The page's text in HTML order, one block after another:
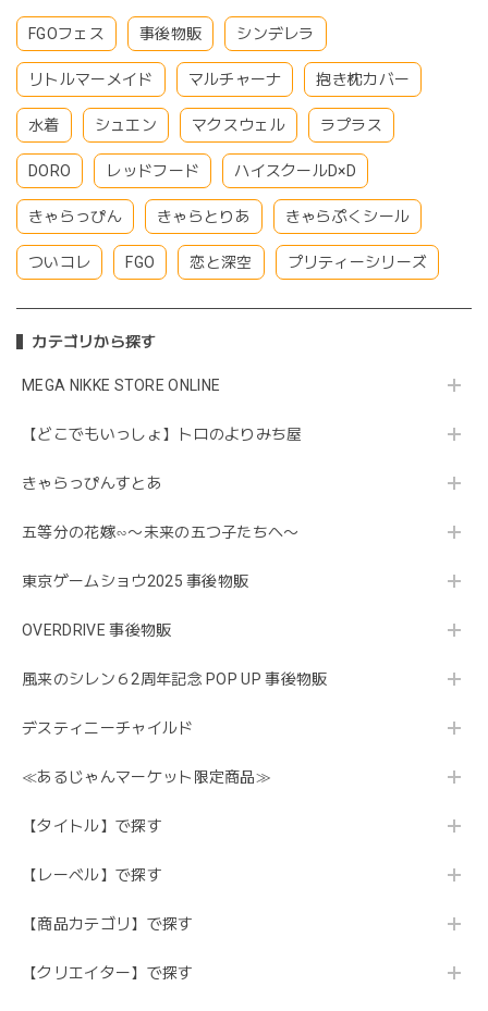
FGOフェス 事後物販 シンデレラ
リトルマーメイド マルチャーナ 抱き枕カバー
水着 シュエン マクスウェル ラプラス
DORO レッドフード ハイスクールD×D
きゃらっぴん きゃらとりあ きゃらぷくシール
ついコレ FGO 恋と深空 プリティーシリーズ
カテゴリから探す
MEGA NIKKE STORE ONLINE
【どこでもいっしょ】トロのよりみち屋
きゃらっぴんすとあ
五等分の花嫁∽〜未来の五つ子たちへ〜
東京ゲームショウ2025 事後物販
OVERDRIVE 事後物販
風来のシレン６2周年記念 POP UP 事後物販
デスティニーチャイルド
≪あるじゃんマーケット限定商品≫
【タイトル】で探す
【レーベル】で探す
【商品カテゴリ】で探す
【クリエイター】で探す